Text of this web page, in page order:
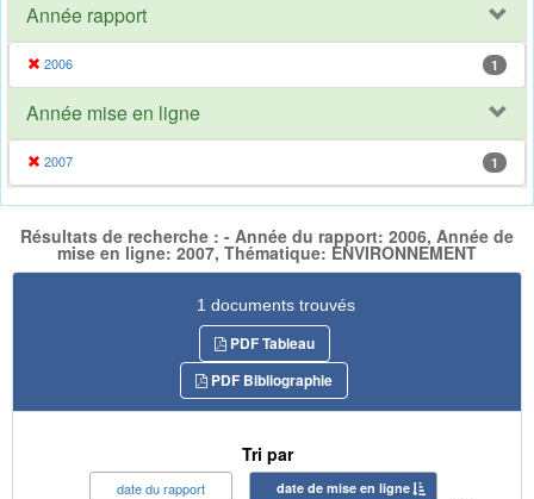
Année rapport
2006 1
Année mise en ligne
2007 1
Résultats de recherche : - Année du rapport: 2006, Année de
mise en ligne: 2007, Thématique: ENVIRONNEMENT
1 documents trouvés
PDF Tableau
PDF Bibliographie
Tri par
date du rapport date de mise en ligne